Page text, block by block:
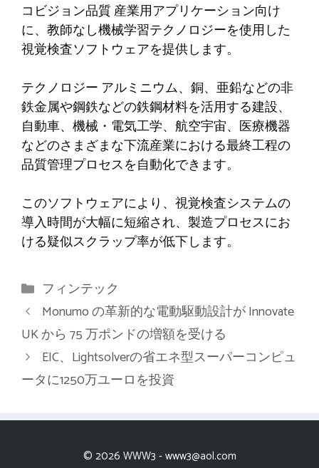
コビジョン品質産業用アプリケーション向け
に、教師なし機械学習テクノロジーを使用した
視覚検査ソフトウェアを提供します。
テクノロジー アルミニウム、銅、亜鉛などの非
鉄金属や鋼鉄などの鉄鋼材料を活用する建設、
自動車、機械・電気工学、航空宇宙、医療機器
などのさまざまな下流産業における最終工程の
品質管理プロセスを自動化できます。
このソフトウェアにより、視覚検査システムの
導入時間が大幅に短縮され、製造プロセスにお
ける疑似スクラップ率が低下します。
カ
テ
ゴ
リ
ー
フィンテック
Monumo の革新的な電動駆動設計が Innovate
UK から 75 万ポンドの増額を受ける
EIC、Lightsolverの省エネ型スーパーコンピュ
ータに1250万ユーロを投資
© 2026 WWW3 -www3@aol.com